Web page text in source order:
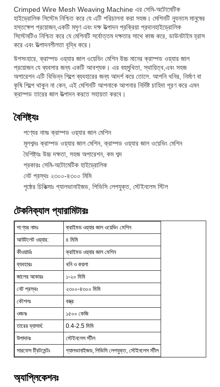
Crimped Wire Mesh Weaving Machine এর সেমি-অটোমেটিক
হাইড্রোলিক সিস্টেম নিশ্চিত করে যে এটি পরিচালনা করা সহজ। মেশিনটি ন্যূনতম মানুষের
হস্তক্ষেপ প্রয়োজন,একটি মসৃণ এবং দক্ষ উত্পাদন প্রক্রিয়া প্রদানহাইড্রোলিক
সিস্টেমটিও নিশ্চিত করে যে মেশিনটি সর্বোত্তম দক্ষতার সাথে কাজ করে, ডাউনটাইম হ্রাস
করে এবং উত্পাদনশীলতা বৃদ্ধি করে।
উপসংহারে, ক্রাম্পড ওয়্যার জাল ওয়েভিং মেশিন উচ্চ মানের ক্রাম্পড ওয়্যার জাল
প্রয়োজন যে ব্যবসার জন্য একটি আবশ্যক। এর বহুমুখিতা, স্থায়িত্ব,এবং সহজ
অপারেশন এটি বিভিন্ন শিল্পে ব্যবহারের জন্য আদর্শ করে তোলে. আপনি খনির, নির্মাণ বা
কৃষি শিল্পে থাকুন না কেন, এই মেশিনটি আপনাকে আপনার নির্দিষ্ট চাহিদা পূরণ করে এমন
ক্রাম্পড তারের জাল উত্পাদন করতে সহায়তা করবে।
বৈশিষ্ট্যঃ
পণ্যের নামঃ ক্রাম্পড ওয়্যার জাল মেশিন
মূলশব্দঃ ক্রাম্পড ওয়্যার জাল মেশিন, ক্রাম্পড ওয়্যার জাল ওয়েভিং মেশিন
বৈশিষ্ট্যঃ উচ্চ দক্ষতা, সহজ অপারেশন, কম শব্দ
প্রকারঃ সেমি-অটোমেটিক হাইড্রোলিক
নেট প্রস্থঃ ২৩০০-৪৩০০ মিমি
পৃষ্ঠের চিকিত্সাঃ গ্যালভানাইজড, পিভিসি লেপযুক্ত, স্টেইনলেস স্টিল
টেকনিক্যাল প্যারামিটারঃ
পণ্যের নামঃ
ক্রাইমড ওয়্যার জাল ওয়েভিং মেশিন
আউটলেট ওয়্যার:
৪ মিমি
কীওয়ার্ডঃ
ক্রাইমড ওয়্যার জাল মেশিন
ব্যবহারঃ
খনি ও কয়লা
জালের আকারঃ
১-২০ মিমি
নেট প্রস্থঃ
২৩০০-৪৩০০ মিমি
কৌশলঃ
বস্ত্র
ওজনঃ
১৫০০ কেজি
তারের ব্যাসার্ধ:
0.4-2.5 মিমি
উপাদানঃ
স্টেইনলেস স্টীল
সারফেস ট্রিটমেন্টঃ
গ্যালভানাইজড, পিভিসি লেপযুক্ত, স্টেইনলেস স্টীল
অ্যাপ্লিকেশনঃ